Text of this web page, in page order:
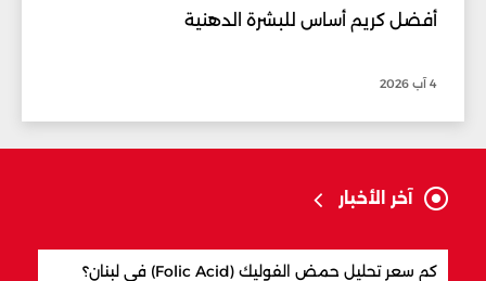
أفضل كريم أساس للبشرة الدهنية
4 آب 2026
آخر الأخبار
كم سعر تحليل حمض الفوليك (Folic Acid) في لبنان؟